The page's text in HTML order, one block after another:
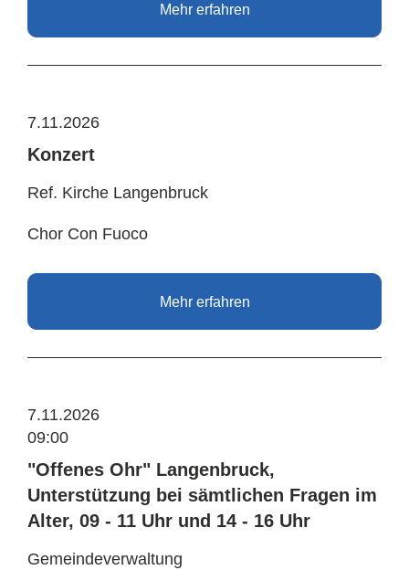
Mehr erfahren
7.11.2026
Konzert
Ref. Kirche Langenbruck
Chor Con Fuoco
Mehr erfahren
7.11.2026
09:00
"Offenes Ohr" Langenbruck,
Unterstützung bei sämtlichen Fragen im
Alter, 09 - 11 Uhr und 14 - 16 Uhr
Gemeindeverwaltung